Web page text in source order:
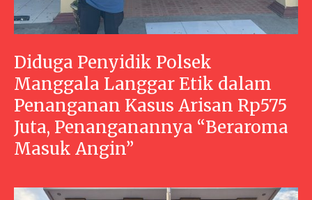
Diduga Penyidik Polsek
Manggala Langgar Etik dalam
Penanganan Kasus Arisan Rp575
Juta, Penanganannya “Beraroma
Masuk Angin”